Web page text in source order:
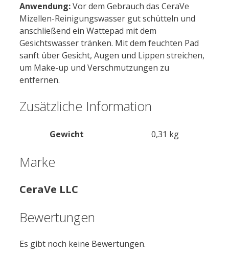
Anwendung:Vor dem Gebrauch das CeraVe
Mizellen-Reinigungswasser gut schütteln und
anschließend ein Wattepad mit dem
Gesichtswasser tränken. Mit dem feuchten Pad
sanft über Gesicht, Augen und Lippen streichen,
um Make-up und Verschmutzungen zu
entfernen.
Zusätzliche Information
Gewicht 0,31 kg
Marke
CeraVe LLC
Bewertungen
Es gibt noch keine Bewertungen.